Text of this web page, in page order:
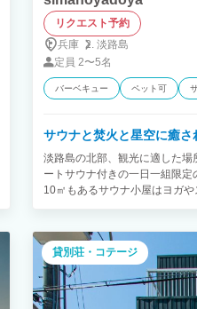
リクエスト予約
兵庫
淡路島
定員 2〜5名
バーベキュー ペット可
サウナと焚火と星空に癒さ
淡路島の北部、観光に適した
ートサウナ付きの一日一組限
10㎡もあるサウナ小屋はヨガ
としては珍しいチラー完備の
火を眺める・・なんて贅沢な
や調理家電・生活家電も一式ご
ん）快適にお過ごしいただけま
動画やカラオケを高画質・高音
貸別荘・コテージ